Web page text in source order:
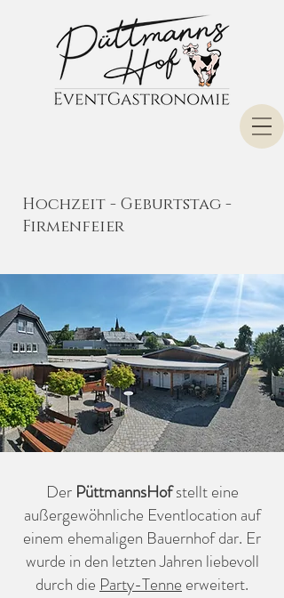
Hochzeit - Geburtstag -
Firmenfeier
Der PüttmannsHofstellt eine
außergewöhnliche Eventlocation auf
einem ehemaligen Bauernhof dar. Er
wurde in den letzten Jahren liebevoll
durch die Party-Tenne erweitert.